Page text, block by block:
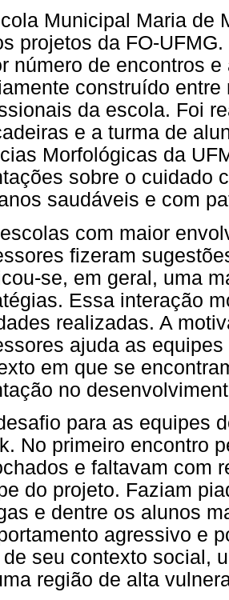
Municipal Maria de
projetos da FO-
número de encontros
construído
da escola. Foi
e a turma de
Morfológicas da
sobre o cuidado
saudáveis e com
com maior
fizeram
se, em geral, uma
Essa interação
realizadas. A
ajuda as
em que se
no
para as equipes
No primeiro encontro
e faltavam com
do projeto. Faziam
e dentre os alunos
agressivo e
de seu contexto social,
região de alta